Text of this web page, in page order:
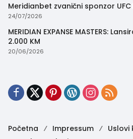
Meridianbet zvanični sponzor
24/07/2026
MERIDIAN EXPANSE MASTERS:
2.000 KM
20/06/2026
Početna Impressum
Uslovi